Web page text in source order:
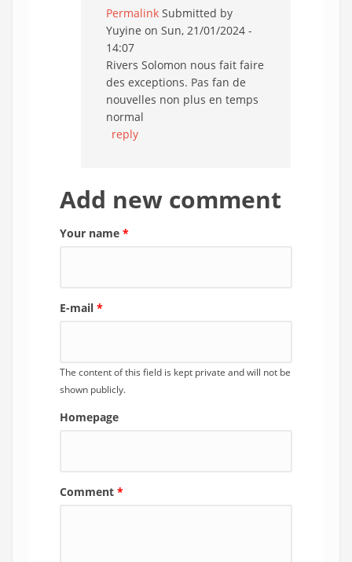
Permalink Submitted by
Yuyine on Sun, 21/01/2024 -
14:07
Rivers Solomon nous fait faire
des exceptions. Pas fan de
nouvelles non plus en temps
normal
reply
Add new comment
Your name *
E-mail *
The content of this field is kept private and will not be
shown publicly.
Homepage
Comment *